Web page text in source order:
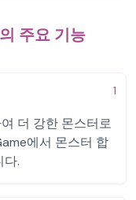
주요 기능
1
더 강한 몬스터로
에서 몬스터 합
다.